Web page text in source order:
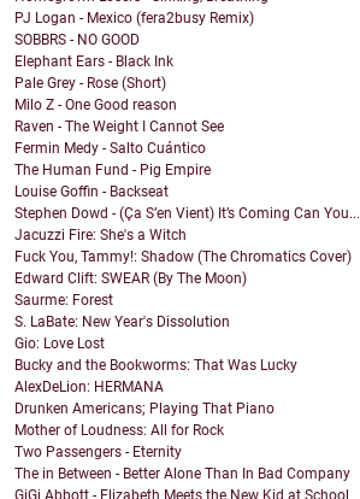
PJ Logan - Mexico (fera2busy Remix)
SOBBRS - NO GOOD
Elephant Ears - Black Ink
Pale Grey - Rose (Short)
Milo Z - One Good reason
Raven - The Weight I Cannot See
Fermin Medy - Salto Cuántico
The Human Fund - Pig Empire
Louise Goffin - Backseat
Stephen Dowd - (Ça S’en Vient) It’s Coming Can You...
Jacuzzi Fire: She's a Witch
Fuck You, Tammy!: Shadow (The Chromatics Cover)
Edward Clift: SWEAR (By The Moon)
Saurme: Forest
S. LaBate: New Year's Dissolution
Gio: Love Lost
Bucky and the Bookworms: That Was Lucky
AlexDeLion: HERMANA
Drunken Americans; Playing That Piano
Mother of Loudness: All for Rock
Two Passengers - Eternity
The in Between - Better Alone Than In Bad Company
GiGi Abbott - Elizabeth Meets the New Kid at School